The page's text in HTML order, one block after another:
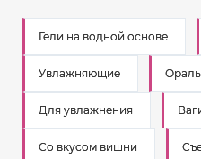
Гели на водной основе
Увлажняющие
Для увлажнения
Со вкусом вишни